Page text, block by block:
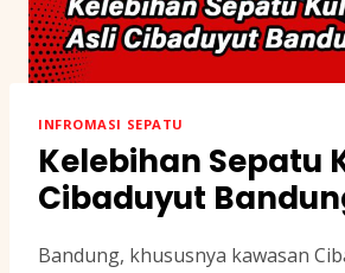
INFROMASI SEPATU
Kelebihan Sepatu
Cibaduyut
Bandung, khususnya kawasan